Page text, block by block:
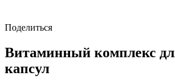
Поделиться
Витаминный комплекс
капсул